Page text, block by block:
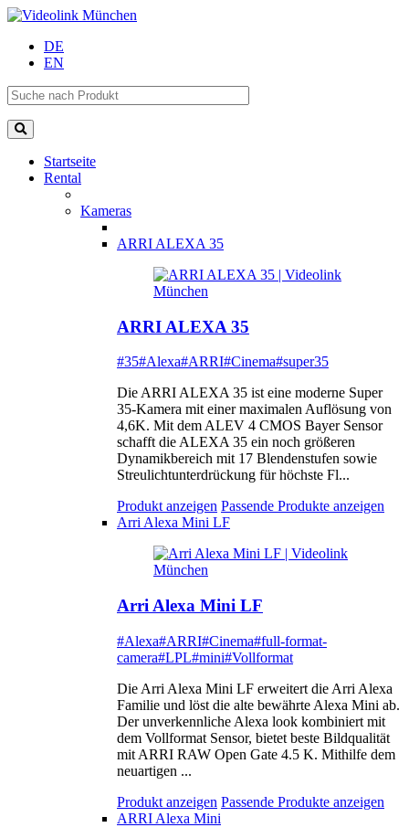
DE
EN
Startseite
Rental
Kameras
ARRI ALEXA 35
ARRI ALEXA 35
#35#Alexa#ARRI#Cinema#super35
Die ARRI ALEXA 35 ist eine moderne Super
35-Kamera mit einer maximalen Auflösung von
4,6K. Mit dem ALEV 4 CMOS Bayer Sensor
schafft die ALEXA 35 ein noch größeren
Dynamikbereich mit 17 Blendenstufen sowie
Streulichtunterdrückung für höchste Fl...
Produkt anzeigen Passende Produkte anzeigen
Arri Alexa Mini LF
Arri Alexa Mini LF
#Alexa#ARRI#Cinema#full-format-
camera#LPL#mini#Vollformat
Die Arri Alexa Mini LF erweitert die Arri Alexa
Familie und löst die alte bewährte Alexa Mini ab.
Der unverkennliche Alexa look kombiniert mit
dem Vollformat Sensor, bietet beste Bildqualität
mit ARRI RAW Open Gate 4.5 K. Mithilfe dem
neuartigen ...
Produkt anzeigen Passende Produkte anzeigen
ARRI Alexa Mini